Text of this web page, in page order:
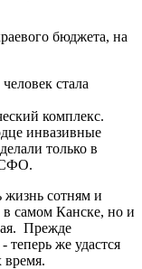
бюджета, на
стала
комплекс.
инвазивные
только в
СФО.
жизнь сотням и
самом Канске, но и
Прежде
теперь же удастся
время.